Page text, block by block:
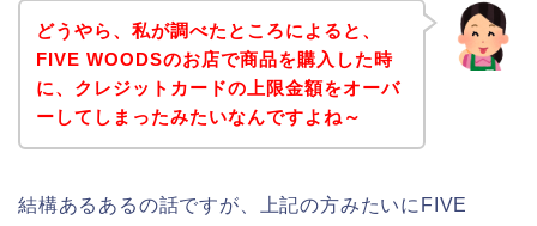
どうやら、私が調べたところによると、
FIVE WOODSのお店で商品を購入した時
に、クレジットカードの上限金額をオーバ
ーしてしまったみたいなんですよね～
結構あるあるの話ですが、上記の方みたいにFIVE